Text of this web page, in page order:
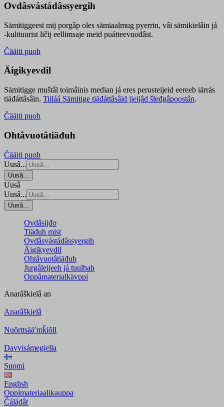
Ovdâsvástádâssyergih
Sämitiggeest mij porgâp oles sämiaalmug pyerrin, vâi sämikielâin já
-kulttuurist ličij eellimsaje meid puátteevuođâst.
Čääiti puoh
Äigikyevdil
Sämitigge muštâl toimâinis median já eres perusteijeid eereeb iärrás
tiäđáttâsâin. Tiiláá Sämitige tiäđáttâsâid jieijâd šleđgâpoostân.
Čääiti puoh
Ohtâvuotâtiäđuh
Čääiti puoh
Uusâ...
Uusâ...
Uusâ
Uusâ...
Uusâ...
Ovdâsijđo
Tiäđuh mist
Ovdâsvástádâssyergih
Äigikyevdil
Ohtâvuotâtiäđuh
Jurgâleijeeh já tuulhah
Oppâmaterialkävppi
Anarâškielâ an
Anarâškielâ
Nuõrttsääʹmǩiõll
Davvisámegiella
Suomi
English
Oppimateriaalikauppa
Čáládât